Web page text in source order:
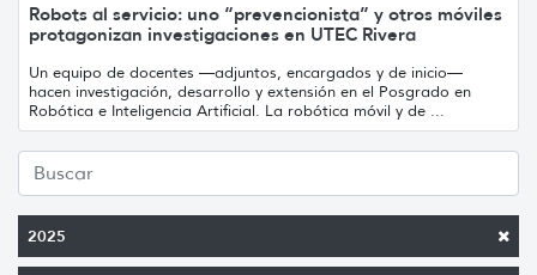
2025
Robots al servicio: uno “prevencionista” y otros móviles
protagonizan investigaciones en UTEC Rivera
Un equipo de docentes —adjuntos, encargados y de inicio—
hacen investigación, desarrollo y extensión en el Posgrado en
Robótica e Inteligencia Artificial. La robótica móvil y de ...